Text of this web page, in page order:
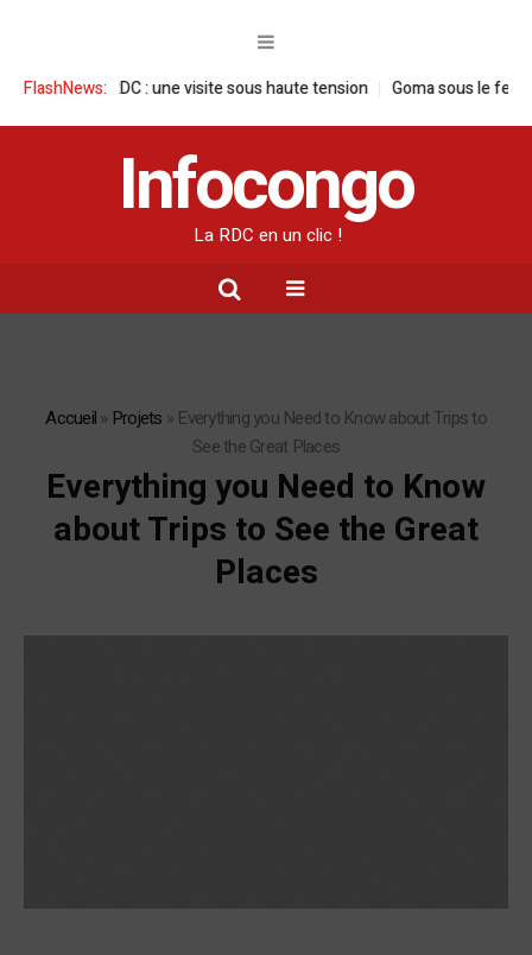
FlashNews:
en RDC : une visite sous haute tension Goma sous le feu : la
Infocongo
La RDC en un clic !
Accueil» Projets » Everything you Need to Know about Trips to
See the Great Places
Everything you Need to Know
about Trips to See the Great
Places